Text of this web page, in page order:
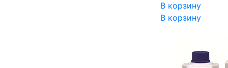
В корзину
В корзину